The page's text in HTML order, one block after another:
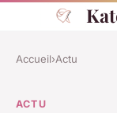
Accueil›Actu
ACTU